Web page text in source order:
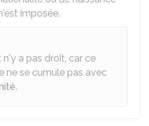
imposée.
a pas droit, car ce
ne se cumule pas avec
.